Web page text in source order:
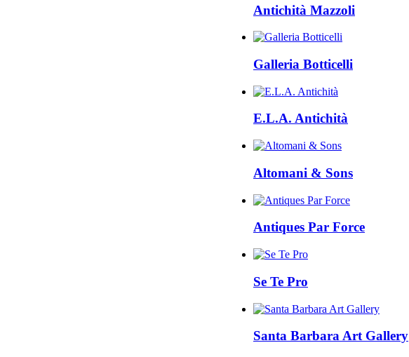
Antichità Mazzoli
Galleria Botticelli
E.L.A. Antichità
Altomani & Sons
Antiques Par Force
Se Te Pro
Santa Barbara Art Gallery